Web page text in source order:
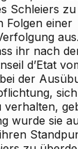
Schleiers
Folgen einer
ihr nach
d’Etat
der
wurde sie